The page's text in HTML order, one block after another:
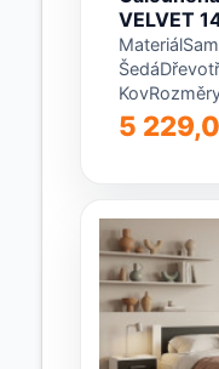
VELVET
cmVýška
předního
5